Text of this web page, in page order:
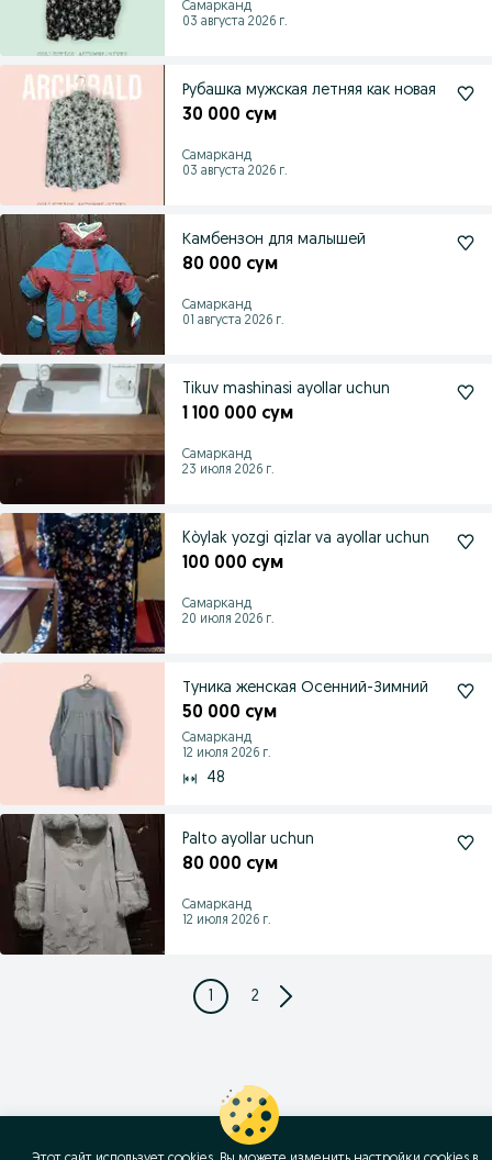
Самарканд
03 августа 2026 г.
Рубашка мужская летняя как новая
30 000 сум
Самарканд
03 августа 2026 г.
Камбензон для малышей
80 000 сум
Самарканд
01 августа 2026 г.
Tikuv mashinasi ayollar uchun
1 100 000 сум
Самарканд
23 июля 2026 г.
Kòylak yozgi qizlar va ayollar uchun
100 000 сум
Самарканд
20 июля 2026 г.
Туника женская Осенний-Зимний
50 000 сум
Самарканд
12 июля 2026 г.
48
Palto ayollar uchun
80 000 сум
Самарканд
12 июля 2026 г.
1 2